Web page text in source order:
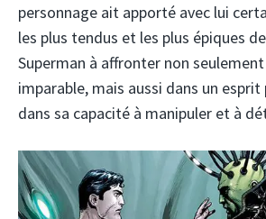
personnage ait apporté avec lui
les plus tendus et les plus épiques
Superman à affronter non
imparable, mais aussi dans un
dans sa capacité à manipuler et à